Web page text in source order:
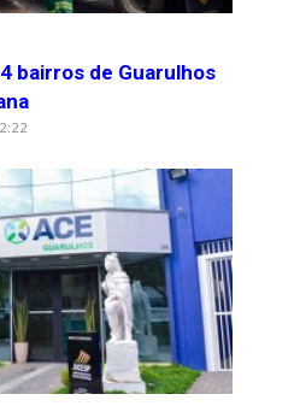
bairros de Guarulhos